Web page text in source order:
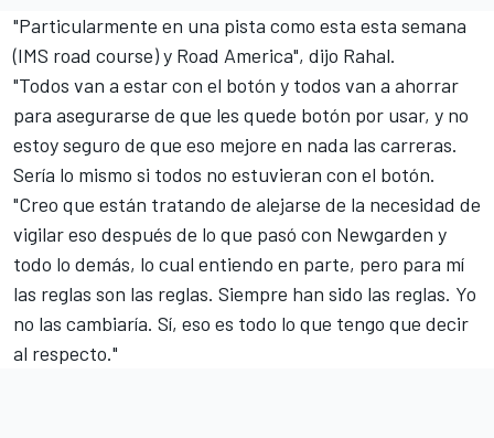
"Particularmente en una pista como esta esta semana
(IMS road course) y Road America", dijo Rahal.
"Todos van a estar con el botón y todos van a ahorrar
para asegurarse de que les quede botón por usar, y no
estoy seguro de que eso mejore en nada las carreras.
Sería lo mismo si todos no estuvieran con el botón.
"Creo que están tratando de alejarse de la necesidad de
vigilar eso después de lo que pasó con Newgarden y
todo lo demás, lo cual entiendo en parte, pero para mí
las reglas son las reglas. Siempre han sido las reglas. Yo
no las cambiaría. Sí, eso es todo lo que tengo que decir
al respecto."